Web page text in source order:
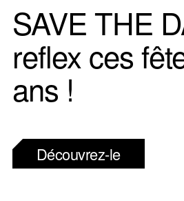
SAVE THE
reflex ces
ans !
Découvrez-le